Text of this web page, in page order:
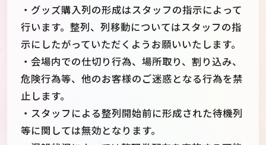
・グッズ購入列の形成はスタッフの指示によって
行います。整列、列移動についてはスタッフの指
示にしたがっていただくようお願いいたします。
・会場内での仕切り行為、場所取り、割り込み、
危険行為等、他のお客様のご迷惑となる行為を禁
止します。
・スタッフによる整列開始前に形成された待機列
等に関しては無効となります。